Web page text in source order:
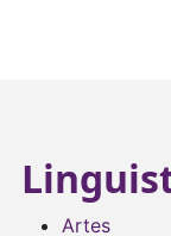
Artes